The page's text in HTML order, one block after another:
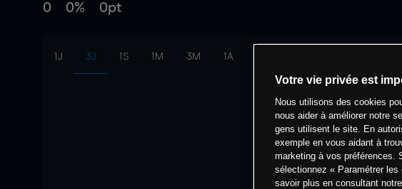
0 0% 0pt
1J 3J 1S 1M 3M 1A
Votre vie privée est
Nous utilisons des cookies
nous aider à améliorer notre
gens utilisent le site. En
exemple en vous aidant à
marketing à vos préférences.
sélectionnez « Paramétrer
savoir plus en consultant notre